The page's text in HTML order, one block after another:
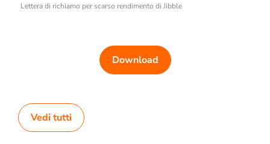
Lettera di richiamo per scarso rendimento di Jibble
Download
Vedi tutti